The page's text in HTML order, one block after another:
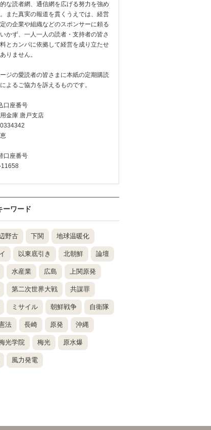
な読者網、通信網を広げる努力を強め
また真実の報道を貫くうえでは、経営
の企業や組織などのスポンサーに頼る
かず、一人一人の読者・支持者の皆さ
とカンパに依拠して経営を成り立たせ
りません。
ジの愛読者の皆さまに本紙の定期購読
よるご協力を訴えるものです。
口座番号
金庫 唐戸支店
0334342
口座番号
ーワード
野古 下関 地球温暖化
以東底引き 北朝鮮 論壇
水産業 広島 上関原発
第二次世界大戦 共謀罪
ミサイル 朝鮮戦争 自衛隊
法 長崎 原発 沖縄
光学院 梅光 原水爆
風力発電